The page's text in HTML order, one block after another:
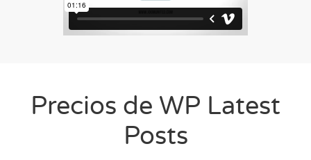
Precios de WP Latest
Posts